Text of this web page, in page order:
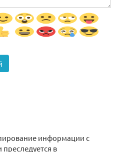
информации с
преследуется в